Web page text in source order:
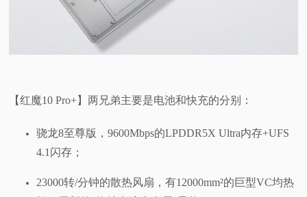
【红魔10 Pro+】两兄弟主要是电池和快充的分别：
骁龙8至尊版，9600Mbps的LPDDR5X Ultra内存+UFS
4.1闪存；
23000转/分钟的散热风扇，有12000mm²的巨型VC均热